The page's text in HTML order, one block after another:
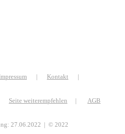
| Kontakt |
Seite weiterempfehlen | AGB
27.06.2022 | © 2022